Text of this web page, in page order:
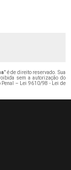
" é de direito reservado. Sua
sem a autorização do
Penal –
Lei 9610/98 - Lei de